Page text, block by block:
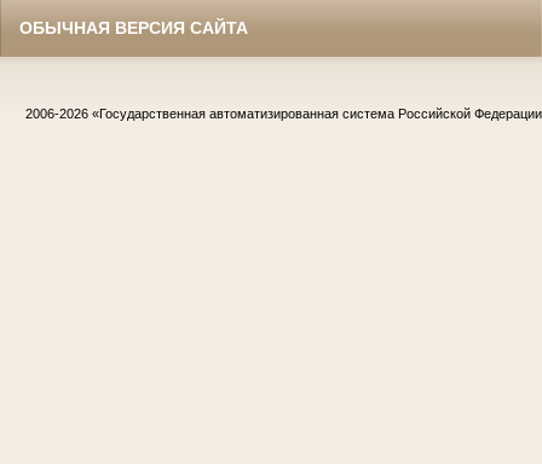
ОБЫЧНАЯ ВЕРСИЯ САЙТА
2006-2026 «Государственная автоматизированная система Российской